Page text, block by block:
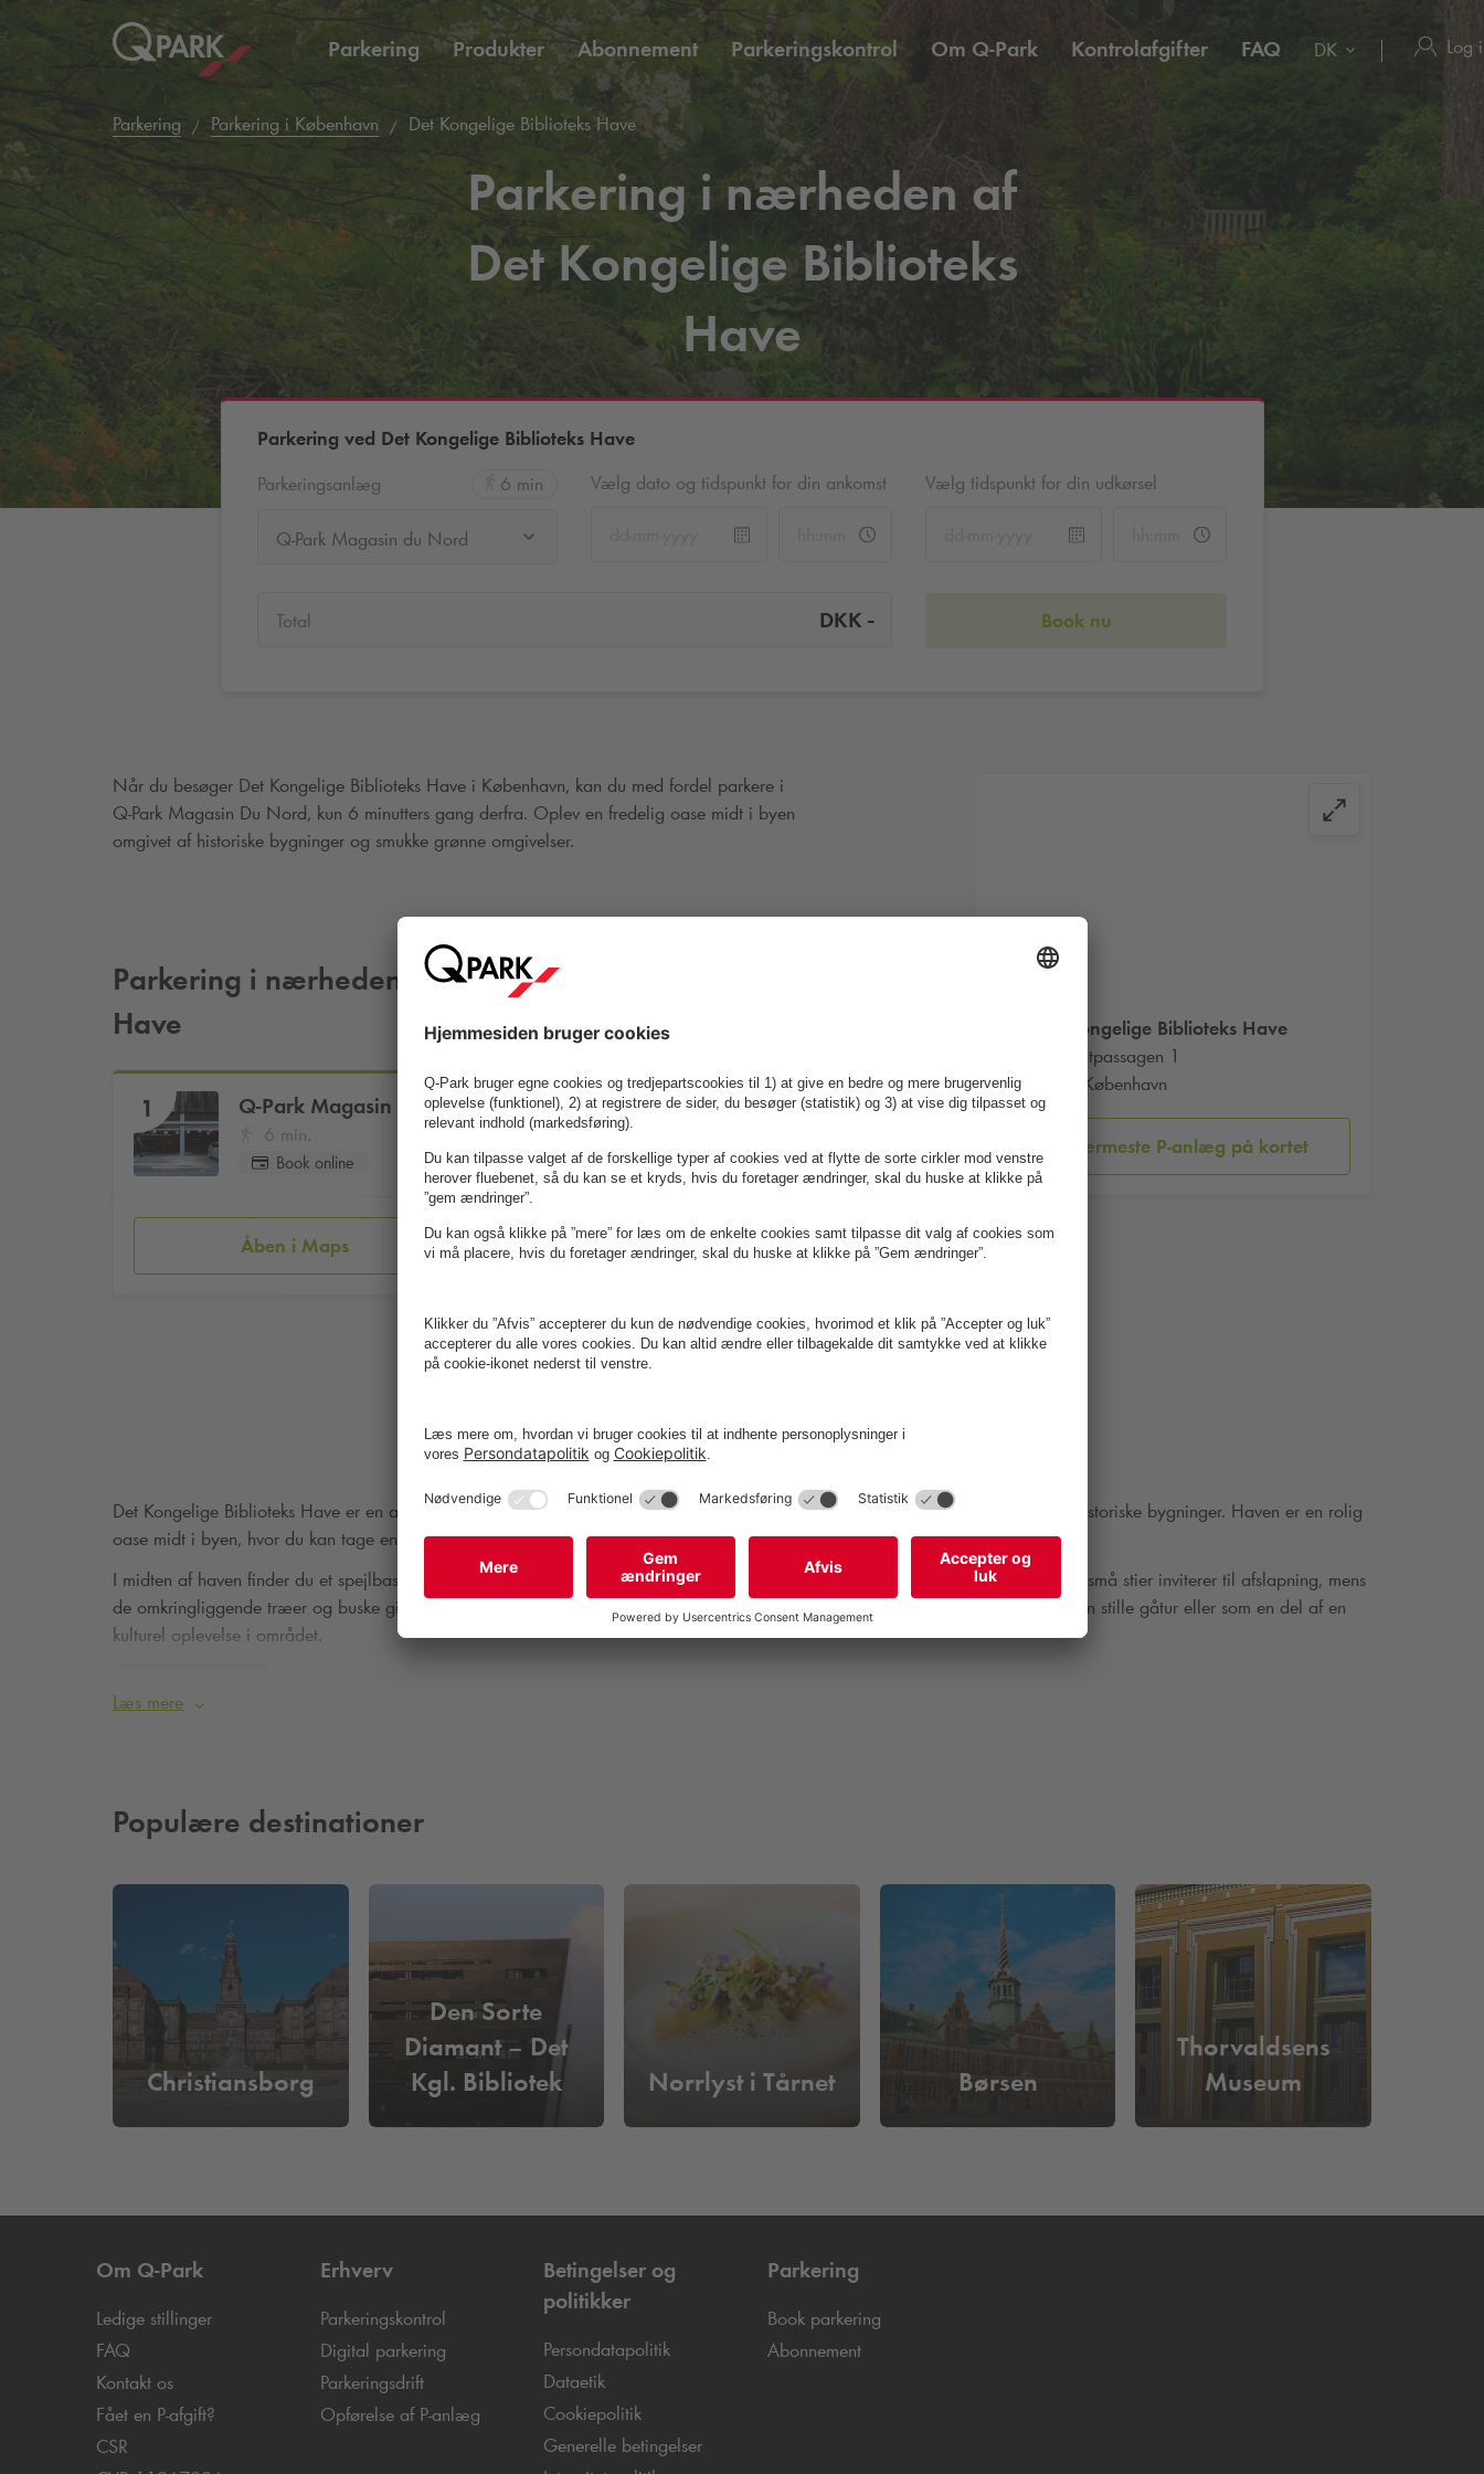
Parkering Produkter Abonnement Parkeringskontrol Om Q-Park Kontrolafgifter FAQ DK Log
Parkering Parkering i København Det Kongelige Biblioteks Have
Parkering i nærheden af
Det Kongelige Biblioteks
Have
Parkering ved Det Kongelige Biblioteks Have
Parkeringsanlæg
6 min
Q-Park Magasin du Nord
Vælg dato og tidspunkt for din ankomst Vælg tidspunkt for din udkørsel
Total DKK - Book nu
Det Kongelige Biblioteks Have
Proviantpassagen 1
1218 København
Vis nærmeste P-anlæg på kortet
Når du besøger Det Kongelige Biblioteks Have i København, kan du med fordel parkere i
Q-Park Magasin Du Nord, kun 6 minutters gang derfra. Oplev en fredelig oase midt i byen
omgivet af historiske bygninger og smukke grønne omgivelser.
Parkering i nærheden af Det Kongelige Biblioteks
Have
1 Q-Park Magasin du Nord
6 min.
Book online
Åben i Maps Book nu
Det Kongelige Biblioteks Have er en af Københavns mest skjulte perler, smukt beliggende bag Den Sorte Diamant og omgivet af historiske bygninger. Haven er en rolig
oase midt i byen, hvor du kan tage en pause fra hverdagens tempo og nyde en stille stund i grønne og velplejede omgivelser.
I midten af haven finder du et spejlbassin med en imponerende vandskulptur, som skaber en særlig stemning året rundt. Bænke og små stier inviterer til afslapning, mens
de omkringliggende træer og buske giver læ og skygge på solrige dage. Haven er et oplagt sted til en pause med en kop kaffe, en stille gåtur eller som en del af en
kulturel oplevelse i området.
Læs mere
Populære destinationer
Christiansborg
Den Sorte
Diamant – Det
Kgl. Bibliotek
Norrlyst i Tårnet Børsen
Thorvaldsens
Museum
Om Q-Park
Ledige stillinger
FAQ
Kontakt os
Fået en P-afgift?
CSR
Erhverv
Parkeringskontrol
Digital parkering
Parkeringsdrift
Opførelse af P-anlæg
Betingelser og
politikker
Persondatapolitik
Dataetik
Cookiepolitik
Generelle betingelser
Parkering
Book parkering
Abonnement